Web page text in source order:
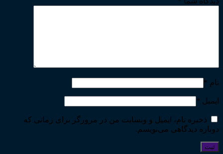
نام *
ایمیل *
ذخیره نام، ایمیل و وبسایت من در مرورگر برای زمانی که
دوباره دیدگاهی می‌نویسم.